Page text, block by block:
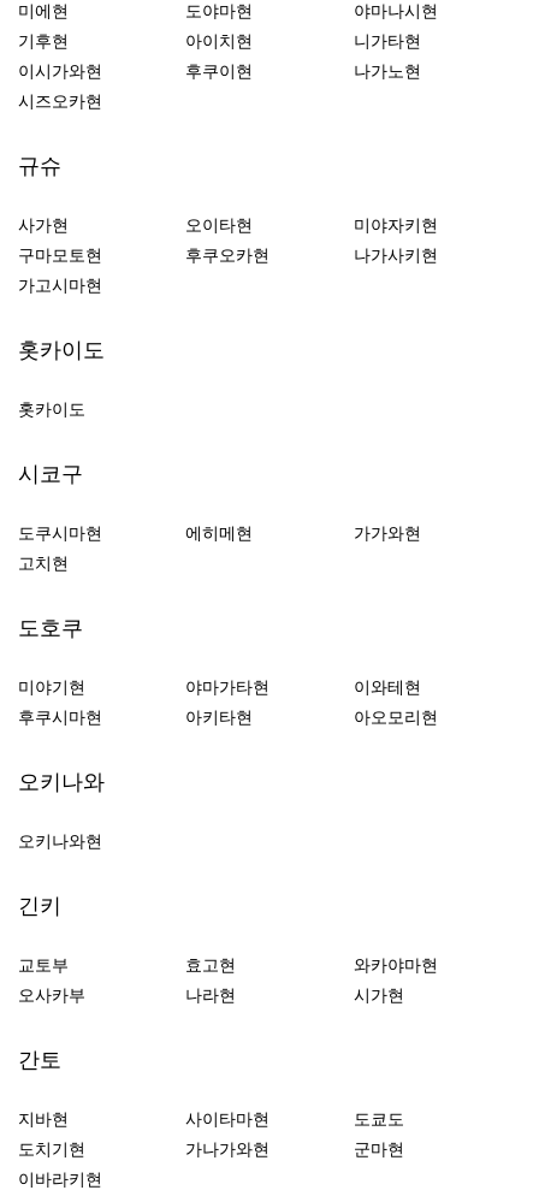
미에현 도야마현
야마나시현
기후현
아이치현
니가타현
이시가와현
후쿠이현
나가노현
시즈오카현
규슈
사가현 오이타현
미야자키현
구마모토현
후쿠오카현
나가사키현
가고시마현
홋카이도
홋카이도
시코구
도쿠시마현 에히메현
가가와현
고치현
도호쿠
미야기현 야마가타현
이와테현
후쿠시마현
아키타현 아오모리현
오키나와
오키나와현
긴키
교토부 효고현
와카야마현
오사카부
나라현 시가현
간토
지바현 사이타마현
도쿄도
도치기현
가나가와현
군마현
이바라키현